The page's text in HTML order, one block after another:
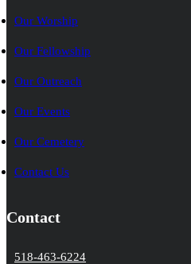
Our Worship
Our Fellowship
Our Outreach
Our Events
Our Cemetery
Contact Us
Contact
518-463-6224